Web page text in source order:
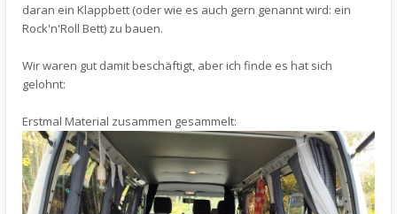
daran ein Klappbett (oder wie es auch gern genannt wird: ein
Rock'n'Roll Bett) zu bauen.
Wir waren gut damit beschäftigt, aber ich finde es hat sich
gelohnt:
Erstmal Material zusammen gesammelt: